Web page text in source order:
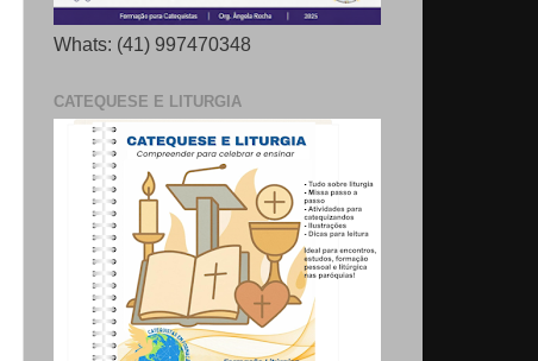
Whats: (41) 997470348
CATEQUESE E LITURGIA